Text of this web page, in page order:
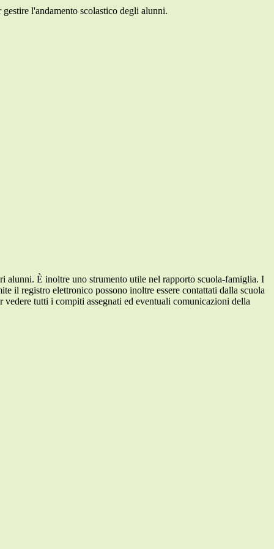
l'andamento scolastico degli alunni.
alunni. È inoltre uno strumento utile nel rapporto scuola-famiglia. I
il registro elettronico possono inoltre essere contattati dalla scuola
tutti i compiti assegnati ed eventuali comunicazioni della